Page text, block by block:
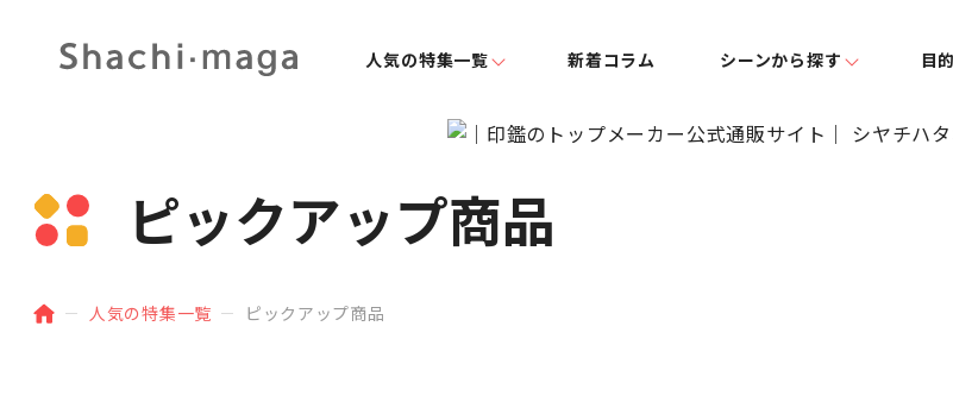
人気の特集一覧 新着コラム シーンから探す 目
ピックアップ商品
人気の特集一覧 ピックアップ商品